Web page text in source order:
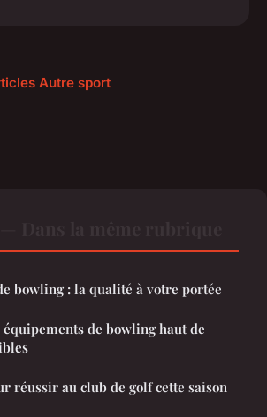
Autre sport
bowling : la qualité à votre portée
équipements de bowling haut de
réussir au club de golf cette saison